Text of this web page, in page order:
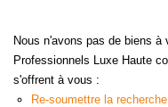
Budget max
Nous n'avons pas de biens à
Professionnels Luxe Haute
s'offrent à vous :
Re-soumettre la